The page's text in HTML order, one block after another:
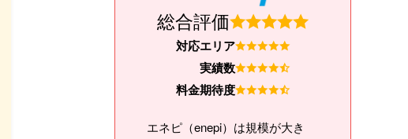
総合評価
対応エリア
実績数
料金期待度
エネピ（enepi）は規模が大き